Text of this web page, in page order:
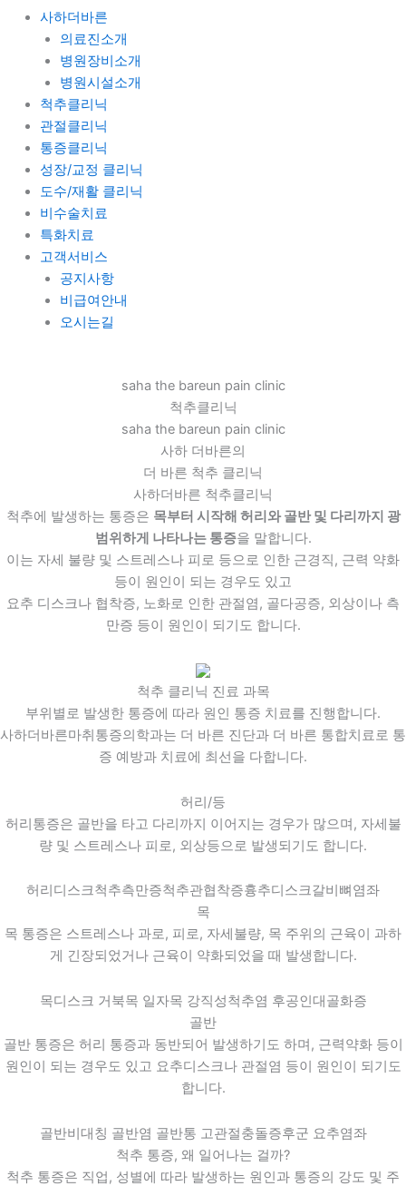
사하더바른
의료진소개
병원장비소개
병원시설소개
척추클리닉
관절클리닉
통증클리닉
성장/교정 클리닉
도수/재활 클리닉
비수술치료
특화치료
고객서비스
공지사항
비급여안내
오시는길
saha the bareun pain clinic
척추클리닉
saha the bareun pain clinic
사하 더바른의
더 바른 척추 클리닉
사하더바른 척추클리닉
척추에 발생하는 통증은 목부터 시작해 허리와 골반 및 다리까지 광
범위하게 나타나는 통증을 말합니다.
이는 자세 불량 및 스트레스나 피로 등으로 인한 근경직, 근력 약화
등이 원인이 되는 경우도 있고
요추 디스크나 협착증, 노화로 인한 관절염, 골다공증, 외상이나 측
만증 등이 원인이 되기도 합니다.
척추 클리닉 진료 과목
부위별로 발생한 통증에 따라 원인 통증 치료를 진행합니다.
사하더바른마취통증의학과는 더 바른 진단과 더 바른 통합치료로 통
증 예방과 치료에 최선을 다합니다.
허리/등
허리통증은 골반을 타고 다리까지 이어지는 경우가 많으며, 자세불
량 및 스트레스나 피로, 외상등으로 발생되기도 합니다.
허리디스크척추측만증척추관협착증흉추디스크갈비뼈염좌
목
목 통증은 스트레스나 과로, 피로, 자세불량, 목 주위의 근육이 과하
게 긴장되었거나 근육이 약화되었을 때 발생합니다.
목디스크 거북목 일자목 강직성척추염 후공인대골화증
골반
골반 통증은 허리 통증과 동반되어 발생하기도 하며, 근력약화 등이
원인이 되는 경우도 있고 요추디스크나 관절염 등이 원인이 되기도
합니다.
골반비대칭 골반염 골반통 고관절충돌증후군 요추염좌
척추 통증, 왜 일어나는 걸까?
척추 통증은 직업, 성별에 따라 발생하는 원인과 통증의 강도 및 주